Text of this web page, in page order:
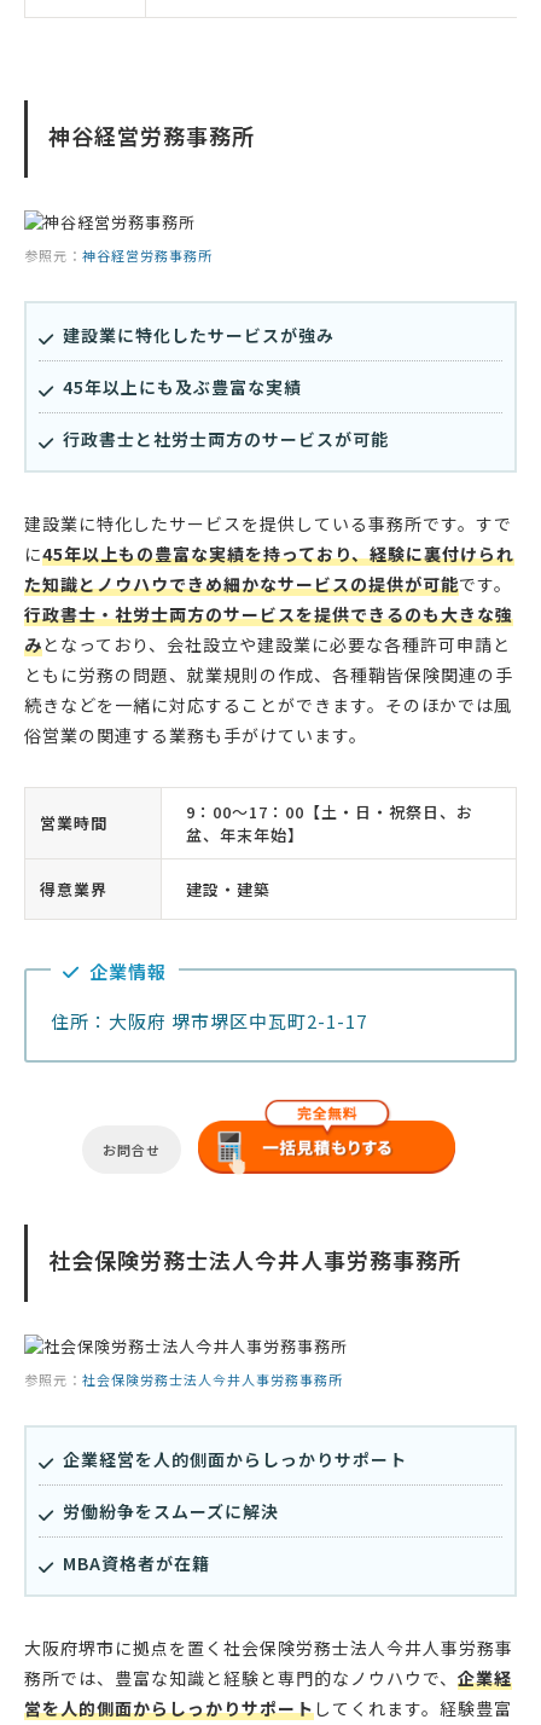
神谷経営労務事務所
参照元： 神谷経営労務事務所
建設業に特化したサービスが強み
45年以上にも及ぶ豊富な実績
行政書士と社労士両方のサービスが可能
建設業に特化したサービスを提供している事務所です。すで
に45年以上もの豊富な実績を持っており、経験に裏付けられ
た知識とノウハウできめ細かなサービスの提供が可能です。
行政書士・社労士両方のサービスを提供できるのも大きな強
みとなっており、会社設立や建設業に必要な各種許可申請と
ともに労務の問題、就業規則の作成、各種鞘皆保険関連の手
続きなどを一緒に対応することができます。そのほかでは風
俗営業の関連する業務も手がけています。
営業時間
9：00〜17：00【土・日・祝祭日、お
盆、年末年始】
得意業界 建設・建築
企業情報
住所：大阪府 堺市堺区中瓦町2-1-17
お問合せ
社会保険労務士法人今井人事労務事務所
参照元： 社会保険労務士法人今井人事労務事務所
企業経営を人的側面からしっかりサポート
労働紛争をスムーズに解決
MBA資格者が在籍
大阪府堺市に拠点を置く社会保険労務士法人今井人事労務事
務所では、豊富な知識と経験と専門的なノウハウで、 企業経
営を人的側面からしっかりサポートしてくれます。経験豊富